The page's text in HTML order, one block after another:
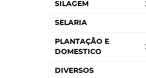
SILAGEM
SELARIA
PLANTAÇÃO E
DOMESTICO
DIVERSOS